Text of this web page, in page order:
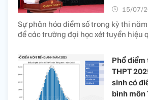
15/07/
Sự phân hóa điểm số trong kỳ thi
để các trường đại học xét tuyển hiệu
Phổ
THPT
sinh có
bình môn